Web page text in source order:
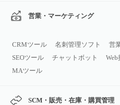
営業・マーケティング
CRMツール 名刺管理ソフト
営
SEOツール
チャットボット Web
MAツール
SCM・販売・在庫・購買管理